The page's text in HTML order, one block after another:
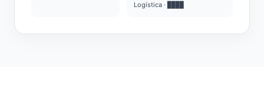
Logística · ████